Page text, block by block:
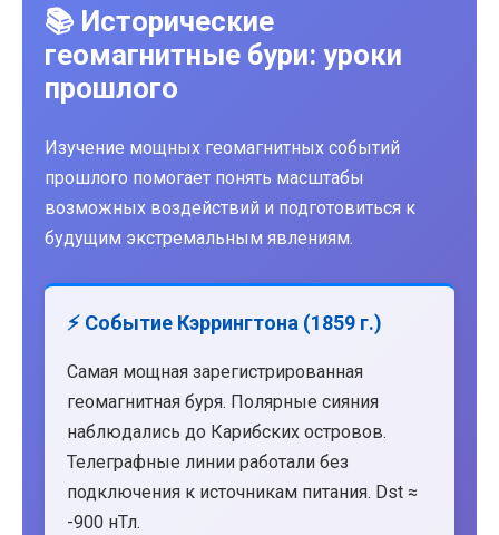
📚 Исторические
геомагнитные бури: уроки
прошлого
Изучение мощных геомагнитных событий
прошлого помогает понять масштабы
возможных воздействий и подготовиться к
будущим экстремальным явлениям.
⚡ Событие Кэррингтона (1859 г.)
Самая мощная зарегистрированная
геомагнитная буря. Полярные сияния
наблюдались до Карибских островов.
Телеграфные линии работали без
подключения к источникам питания. Dst ≈
-900 нТл.